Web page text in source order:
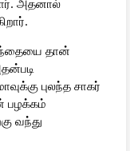
தான்
புலந்த சாகர்
பழக்கம்
வந்து